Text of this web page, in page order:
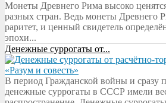
Монеты Древнего Рима высоко
разных стран. Ведь монеты Древнего
раритет, и ценный свидетель
эпохи...
Денежные суррогаты от...
В период Гражданской войны и сразу
денежные суррогаты в СССР имели